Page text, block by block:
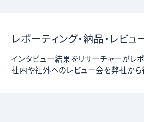
レポーティング・納品・レビュ
インタビュー結果をリサーチャーがレ
社内や社外へのレビュー会を弊社から